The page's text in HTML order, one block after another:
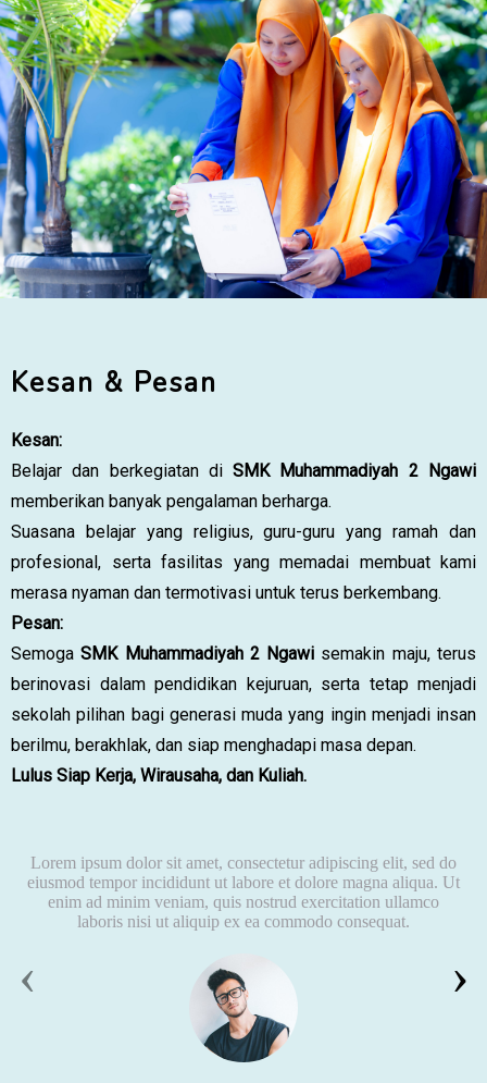
Kesan & Pesan
Kesan:
Belajar dan berkegiatan diSMK Muhammadiyah 2 Ngawi
memberikan banyak pengalaman berharga.
Suasana belajar yang religius, guru-guru yang ramah dan
profesional, serta fasilitas yang memadai membuat kami
merasa nyaman dan termotivasi untuk terus berkembang.
Pesan:
SemogaSMK Muhammadiyah 2 Ngawi semakin maju, terus
berinovasi dalam pendidikan kejuruan, serta tetap menjadi
sekolah pilihan bagi generasi muda yang ingin menjadi insan
berilmu, berakhlak, dan siap menghadapi masa depan.
Lulus Siap Kerja, Wirausaha, dan Kuliah.
Lorem ipsum dolor sit amet, consectetur adipiscing elit, sed do
eiusmod tempor incididunt ut labore et dolore magna aliqua. Ut
enim ad minim veniam, quis nostrud exercitation ullamco
laboris nisi ut aliquip ex ea commodo consequat.
‹ ›